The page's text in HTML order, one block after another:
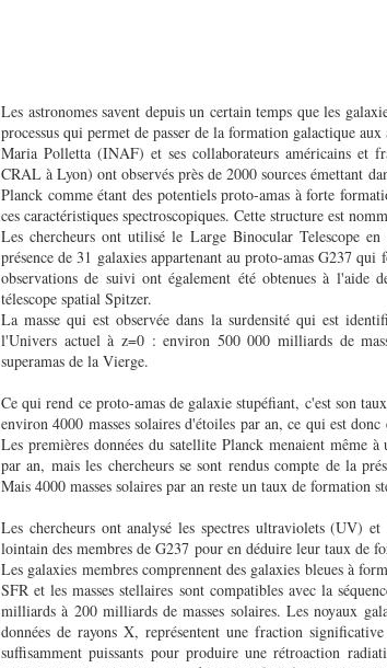
Les astronomes savent depuis un certain temps que les
processus qui permet de passer de la formation galactique
Maria Polletta (INAF) et ses collaborateurs américains et
CRAL à Lyon) ont observés près de 2000 sources émettant
Planck comme étant des potentiels proto-amas à forte
ces caractéristiques spectroscopiques. Cette structure est
Les chercheurs ont utilisé le Large Binocular Telescope
présence de 31 galaxies appartenant au proto-amas G237
observations de suivi ont également été obtenues à l'aide
télescope spatial Spitzer.
La masse qui est observée dans la surdensité qui est
l'Univers actuel à z=0 : environ 500 000 milliards de
superamas de la Vierge.
Ce qui rend ce proto-amas de galaxie stupéfiant, c'est son
environ 4000 masses solaires d'étoiles par an, ce qui est
Les premières données du satellite Planck menaient même
par an, mais les chercheurs se sont rendus compte de la
Mais 4000 masses solaires par an reste un taux de formation
Les chercheurs ont analysé les spectres ultraviolets (UV)
lointain des membres de G237 pour en déduire leur taux de
Les galaxies membres comprennent des galaxies bleues à
SFR et les masses stellaires sont compatibles avec la
milliards à 200 milliards de masses solaires. Les noyaux
données de rayons X, représentent une fraction
suffisamment puissants pour produire une rétroaction